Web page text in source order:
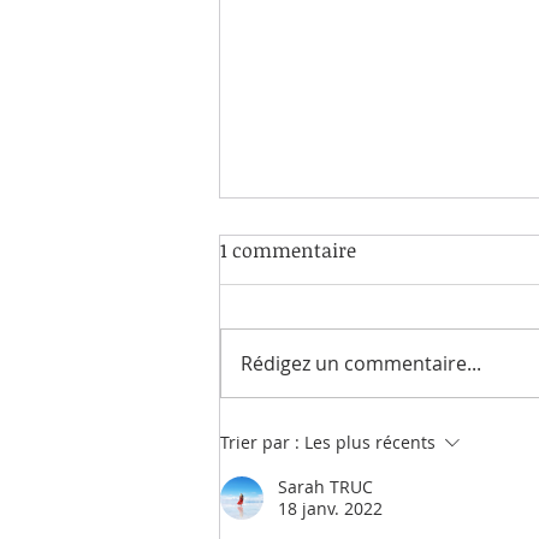
DE QUELLES AUTORISATIONS
AUTORISATIONS JE
SOUHAITE DONNER AUTOUR
1 commentaire
Rédigez un commentaire...
Trier par : Les plus récents
Sarah TRUC
18 janv. 2022